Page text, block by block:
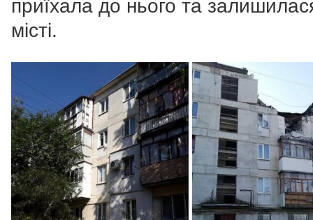
приїхала до нього та
місті.